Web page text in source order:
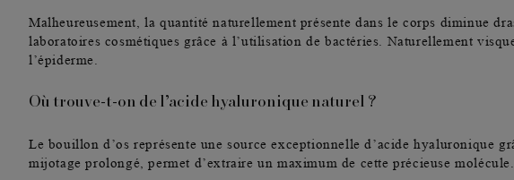
Malheureusement, la quantité naturellement présente dans le corps diminue
laboratoires cosmétiques grâce à l’utilisation de bactéries. Naturellement
l’épiderme.
Où trouve-t-on de l’acide hyaluronique naturel ?
Le bouillon d’os représente une source exceptionnelle d’acide hyaluronique
mijotage prolongé, permet d’extraire un maximum de cette précieuse molécule.